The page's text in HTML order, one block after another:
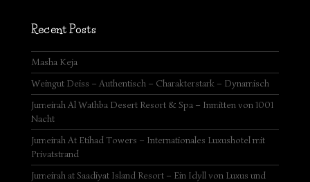
Recent Posts
Masha Keja
Weingut Deiss – Authentisch – Charakterstark – Dynamisch
Jumeirah Al Wathba Desert Resort & Spa – Inmitten von 1001
Nacht
Jumeirah At Etihad Towers – Internationales Luxushotel mit
Privatstrand
Jumeirah at Saadiyat Island Resort – Ein Idyll von Luxus und